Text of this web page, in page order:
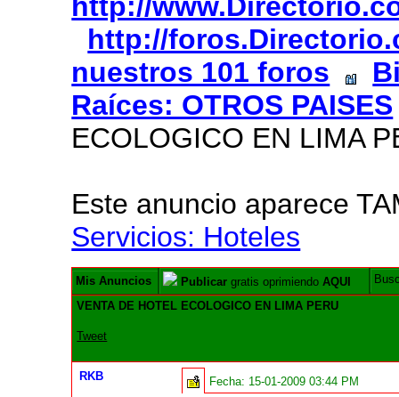
http://
nuestros 101 foros
Raíces: OTROS PAISES
ECOLOGICO EN LIMA
Este anuncio aparece
Servicios: Hoteles
Mis Anuncios Publicar gratis oprimiendoAQUI
VENTA DE HOTEL ECOLOGICO EN LIMA PERU
Tweet
RKB Fecha: 15-01-2009 03:44 PM